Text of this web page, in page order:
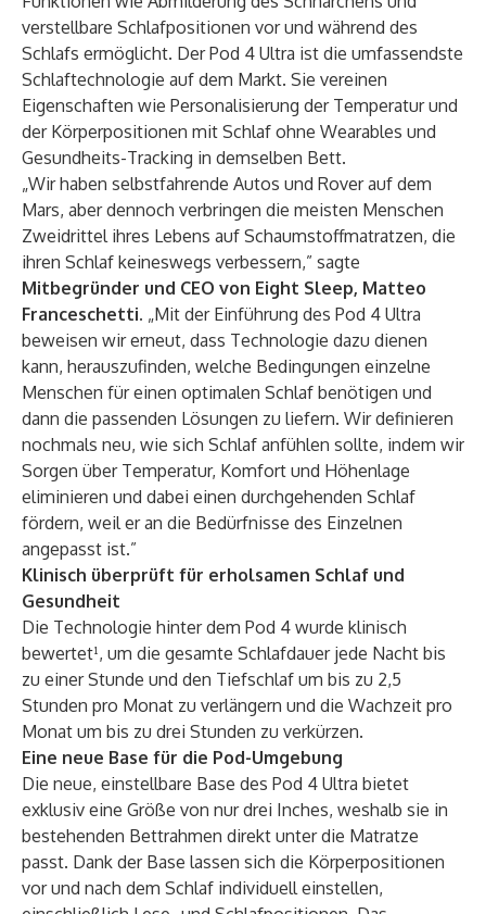
verstellbare Schlafpositionen vor und während des
Schlafs ermöglicht. Der Pod 4 Ultra ist die umfassendste
Schlaftechnologie auf dem Markt. Sie vereinen
Eigenschaften wie Personalisierung der Temperatur und
der Körperpositionen mit Schlaf ohne Wearables und
Gesundheits-Tracking in demselben Bett.
„Wir haben selbstfahrende Autos und Rover auf dem
Mars, aber dennoch verbringen die meisten Menschen
Zweidrittel ihres Lebens auf Schaumstoffmatratzen, die
ihren Schlaf keineswegs verbessern,” sagte
Mitbegründer und CEO von Eight Sleep, Matteo
Franceschetti. „Mit der Einführung des Pod 4 Ultra
beweisen wir erneut, dass Technologie dazu dienen
kann, herauszufinden, welche Bedingungen einzelne
Menschen für einen optimalen Schlaf benötigen und
dann die passenden Lösungen zu liefern. Wir definieren
nochmals neu, wie sich Schlaf anfühlen sollte, indem wir
Sorgen über Temperatur, Komfort und Höhenlage
eliminieren und dabei einen durchgehenden Schlaf
fördern, weil er an die Bedürfnisse des Einzelnen
angepasst ist.”
Klinisch überprüft für erholsamen Schlaf und
Gesundheit
Die Technologie hinter dem Pod 4 wurde klinisch
bewertet¹, um die gesamte Schlafdauer jede Nacht bis
zu einer Stunde und den Tiefschlaf um bis zu 2,5
Stunden pro Monat zu verlängern und die Wachzeit pro
Monat um bis zu drei Stunden zu verkürzen.
Eine neue Base für die Pod-Umgebung
Die neue, einstellbare Base des Pod 4 Ultra bietet
exklusiv eine Größe von nur drei Inches, weshalb sie in
bestehenden Bettrahmen direkt unter die Matratze
passt. Dank der Base lassen sich die Körperpositionen
vor und nach dem Schlaf individuell einstellen,